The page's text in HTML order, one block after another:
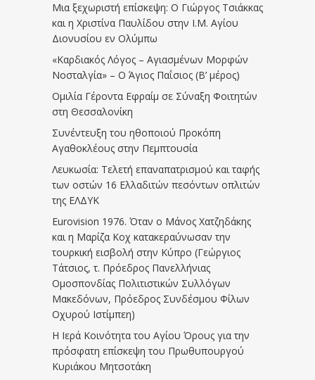
Μια ξεχωριστή επίσκεψη: Ο Γιώργος Τσιάκκας
και η Χριστίνα Παυλίδου στην Ι.Μ. Αγίου
Διονυσίου εν Ολύμπω
«Καρδιακός Λόγος – Αγιασμένων Μορφών
Νοσταλγία» – Ο Άγιος Παΐσιος (Β’ μέρος)
Ομιλία Γέροντα Εφραίμ σε Σύναξη Φοιτητών
στη Θεσσαλονίκη
Συνέντευξη του ηθοποιού Προκόπη
Αγαθοκλέους στην Πεμπτουσία
Λευκωσία: Τελετή επαναπατρισμού και ταφής
των οστών 16 Ελλαδιτών πεσόντων οπλιτών
της ΕΛΔΥΚ
Eurovision 1976. Όταν ο Μάνος Χατζηδάκης
και η Μαρίζα Κοχ κατακεραύνωσαν την
τουρκική εισβολή στην Κύπρο (Γεώργιος
Τάτσιος, τ. Πρόεδρος Πανελλήνιας
Ομοσπονδίας Πολιτιστικών Συλλόγων
Μακεδόνων, Πρόεδρος Συνδέσμου Φίλων
Οχυρού Ιστίμπεη)
Η Ιερά Κοινότητα του Αγίου Όρους για την
πρόσφατη επίσκεψη του Πρωθυπουργού
Κυριάκου Μητσοτάκη